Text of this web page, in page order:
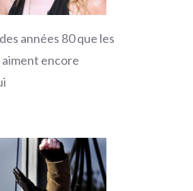
années 80 que les
encore